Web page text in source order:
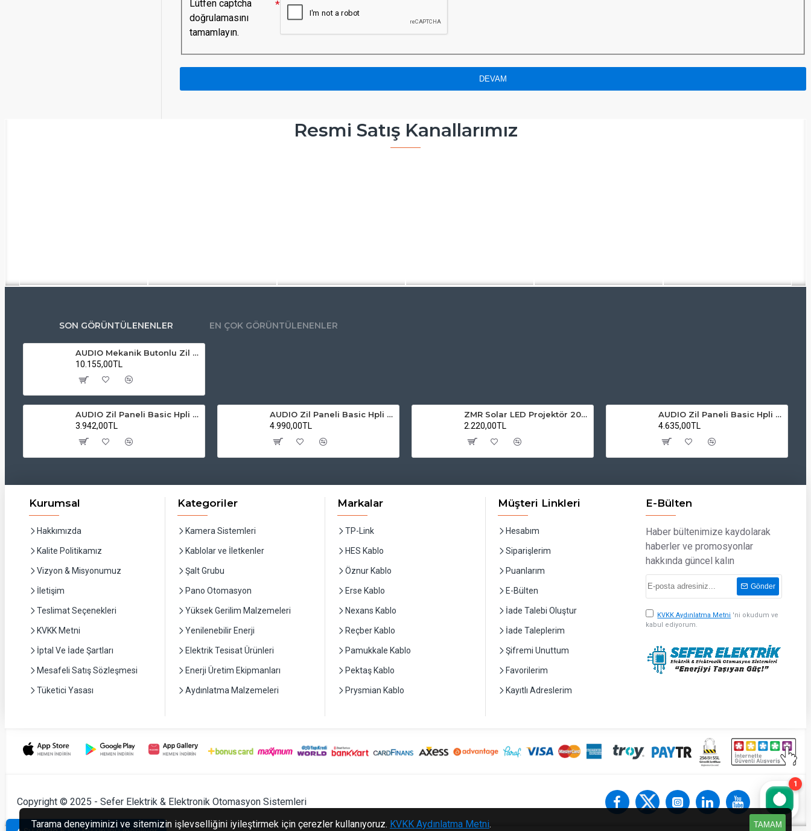
Lütfen captcha
doğrulamasını
tamamlayın.
DEVAM
Resmi Satış Kanallarımız
SON GÖRÜNTÜLENENLER EN ÇOK GÖRÜNTÜLENENLER
AUDIO Mekanik Butonlu Zil Paneli – Kart Okuyuculu, Handsfree ve OSD Menü
10.155,00TL
AUDIO Zil Paneli Basic Hpli Çift Buton 14'lü Sesli Apartman Diafon Kapı Paneli
3.942,00TL
AUDIO Zil Paneli Basic Hpli Çift Buton 20'li Sesli Apartman Diafon Kapı Paneli
4.990,00TL
ZMR Solar LED Projektör 200W 6500K Beyaz Işık Dış Mekan Projektör
2.220,00TL
AUDIO Zil Paneli Basic Hpli Çift Buton 18'li Sesli Apartman Diafon Kapı Paneli
4.635,00TL
Kurumsal
Hakkımızda
Kalite Politikamız
Vizyon & Misyonumuz
İletişim
Teslimat Seçenekleri
KVKK Metni
İptal Ve İade Şartları
Mesafeli Satış Sözleşmesi
Tüketici Yasası
Kategoriler
Kamera Sistemleri
Kablolar ve İletkenler
Şalt Grubu
Pano Otomasyon
Yüksek Gerilim Malzemeleri
Yenilenebilir Enerji
Elektrik Tesisat Ürünleri
Enerji Üretim Ekipmanları
Aydınlatma Malzemeleri
Markalar
TP-Link
HES Kablo
Öznur Kablo
Erse Kablo
Nexans Kablo
Reçber Kablo
Pamukkale Kablo
Pektaş Kablo
Prysmian Kablo
Müşteri Linkleri
Hesabım
Siparişlerim
Puanlarım
E-Bülten
İade Talebi Oluştur
İade Taleplerim
Şifremi Unuttum
Favorilerim
Kayıtlı Adreslerim
E-Bülten
Haber bültenimize kaydolarak
haberler ve promosyonlar
hakkında güncel kalın
Gönder
KVKK Aydınlatma Metni 'ni okudum ve
kabul ediyorum.
Copyright © 2025 - Sefer Elektrik & Elektronik Otomasyon Sistemleri
TAMAM
Tarama deneyiminizi ve sitemizin işlevselliğini iyileştirmek için çerezler kullanıyoruz. KVKK Aydınlatma Metni.
1